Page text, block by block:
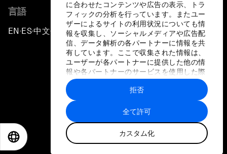
に合わせたコンテンツや広告の表示、トラ
フィックの分析を行っています。またユー
ザーによるサイトの利用状況についても情
報を収集し、ソーシャルメディアや広告配
信、データ解析の各パートナーに情報を共
有しています。ここで収集された情報は、
ユーザーが各パートナーに提供した他の情
報や各パートナーのサービスを使用した際
に収集された情報と組み合わされ、各パー
トナーによって使用されることがありま
す。
全て許可
カスタム化
拒否
言語
EN ▪ES▪中文▪ 日本語
プライバシーポリシーと利用規約
サイトマップ
©
世界経済フォーラム